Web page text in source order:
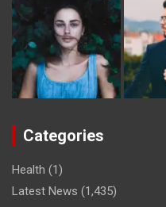
Categories
Health (1)
Latest News (1,435)